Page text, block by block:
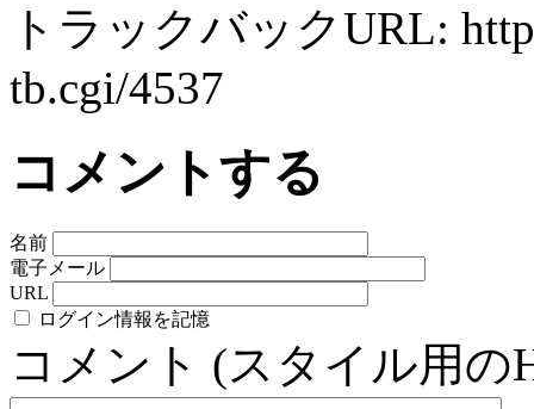
トラックバックURL:
tb.cgi/4537
コメントする
名前
電子メール
URL
ログイン情報を記憶
コメント (スタイル用